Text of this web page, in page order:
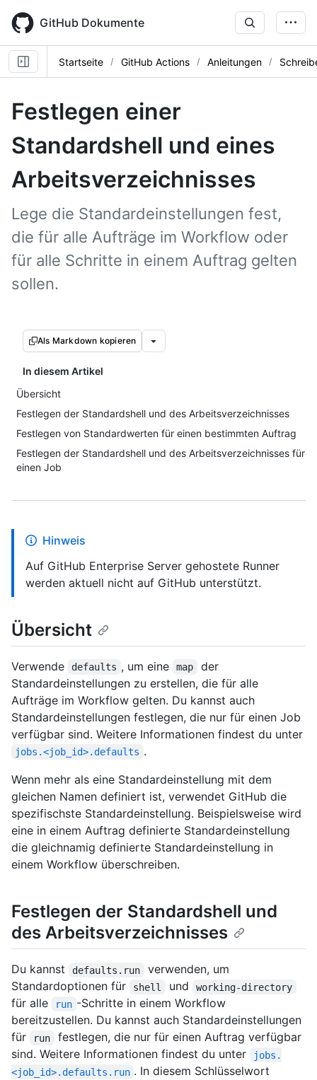
main
content
GitHub Dokumente
Startseite GitHub Actions Anleitungen
Festlegen einer
Standardshell und eines
Arbeitsverzeichnisses
Lege die Standardeinstellungen fest,
die für alle Aufträge im Workflow oder
für alle Schritte in einem Auftrag gelten
sollen.
Als Markdown kopieren
In diesem Artikel
Übersicht
Festlegen der Standardshell und des Arbeitsverzeichnisses
Festlegen von Standardwerten für einen bestimmten Auftrag
Festlegen der Standardshell und des Arbeitsverzeichnisses für
einen Job
Hinweis
Auf GitHub Enterprise Server gehostete Runner
werden aktuell nicht auf GitHub unterstützt.
Übersicht
Verwende defaults , um eine map
der
Standardeinstellungen zu erstellen, die für alle
Aufträge im Workflow gelten. Du kannst auch
Standardeinstellungen festlegen, die nur für einen Job
verfügbar sind. Weitere Informationen findest du unter
jobs.<job_id>.defaults .
Wenn mehr als eine Standardeinstellung mit dem
gleichen Namen definiert ist, verwendet GitHub die
spezifischste Standardeinstellung. Beispielsweise wird
eine in einem Auftrag definierte Standardeinstellung
die gleichnamig definierte Standardeinstellung in
einem Workflow überschreiben.
Festlegen der Standardshell und
des Arbeitsverzeichnisses
Du kannst defaults.run
verwenden, um
Standardoptionen für
shell und working-directory
für alle run -Schritte in einem Workflow
bereitzustellen. Du kannst auch Standardeinstellungen
für
run
festlegen, die nur für einen Auftrag verfügbar
sind. Weitere Informationen findest du unter
jobs.
<job_id>.defaults.run . In diesem Schlüsselwort